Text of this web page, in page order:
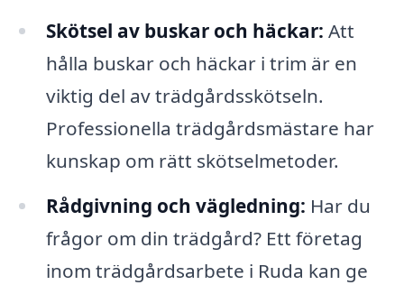
Skötsel av buskar och häckar: Att
hålla buskar och häckar i trim är en
viktig del av trädgårdsskötseln.
Professionella trädgårdsmästare har
kunskap om rätt skötselmetoder.
Rådgivning och vägledning: Har du
frågor om din trädgård? Ett företag
inom trädgårdsarbete i Ruda kan ge